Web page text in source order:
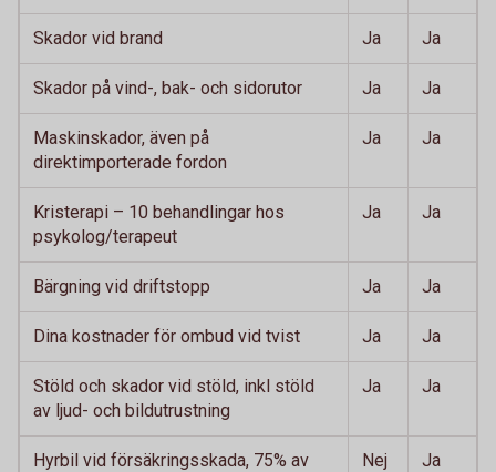
Skador vid brand Ja Ja
Skador på vind-, bak- och sidorutor Ja Ja
Maskinskador, även på
direktimporterade fordon
Ja Ja
Kristerapi – 10 behandlingar hos
psykolog/terapeut
Ja Ja
Bärgning vid driftstopp Ja Ja
Dina kostnader för ombud vid tvist Ja Ja
Stöld och skador vid stöld, inkl stöld
av ljud- och bildutrustning
Ja Ja
Hyrbil vid försäkringsskada, 75% av
Nej Ja